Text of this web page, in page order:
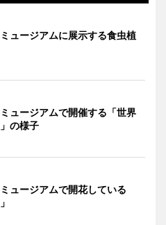
ュージアムに展示する食虫植
ュージアムで開催する「世界
の様子
ュージアムで開花している